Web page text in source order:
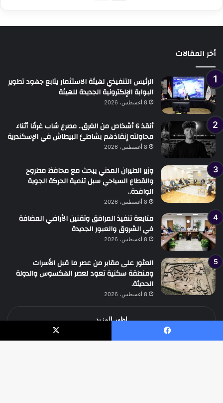
أخر المقالات
الرئيس التنفيذي لهيئة الاستثمار يتابع جهود تطوير
البوابة الإلكترونية الجديدة للهيئة
8 أغسطس، 2026
أنقذ 6 أشخاص من الغرق.. مصرع شاب غرقًا أثناء
محاولته إنقاذهم بشاطئ البيطاش في الإسكندرية
8 أغسطس، 2026
وزير الطيران المدني يبحث مع محافظ مطروح
والقطاع السياحي سبل تنمية الحركة الجوية
الوافدة..
8 أغسطس، 2026
متابعة تنفيذ المرافق وتقنين الأراضي المضافة
في الشروق والعبور الجديدة
8 أغسطس، 2026
العثور على مقابر من عصر ما قبل الأسرات
ومنطقة سكنية تعود لعصر الهكسوس والدولة
الحديثة.
8 أغسطس، 2026
اظهر المزيد
فيسبوك ‫X